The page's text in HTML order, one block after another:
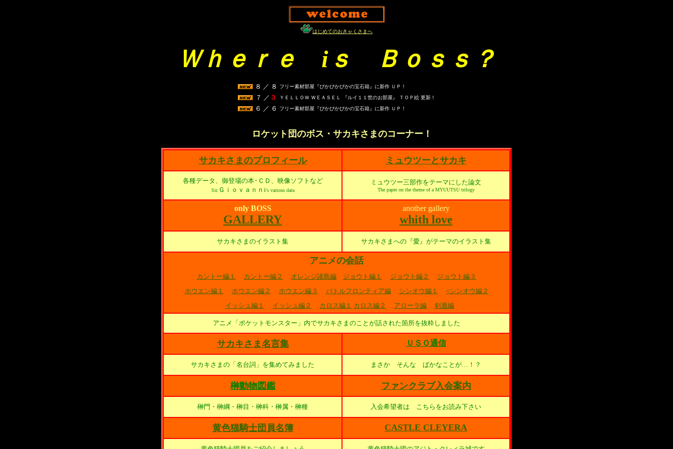
はじめてのおきゃくさまへ
Ｗｈｅｒｅ iｓ Ｂｏｓｓ？
８ ／ ８ フリー素材部屋『ぴかぴかぴかの宝石箱』に新作 ＵＰ！
７ ／ ３ ＹＥＬＬＯＷ ＷＥＡＳＥＬ 『ルイ１１世のお部屋』 ＴＯＰ絵 更新！
６ ／ ６ フリー素材部屋『ぴかぴかぴかの宝石箱』に新作 ＵＰ！
ロケット団のボス・サカキさまのコーナー！
サカキさまのプロフィール ミュウツーとサカキ
各種データ、御登場の本･ＣＤ、映像ソフトなど
Sir. Ｇｉｏｖａｎｎi's various data
ミュウツー三部作をテーマにした論文
The paper on the theme of a MYUUTSU trilogy
only BOSS
GALLERY
another gallery
whith love
サカキさまのイラスト集 サカキさまへの『愛』がテーマのイラスト集
アニメの会話
カントー編１ カントー編２ オレンジ諸島編 ジョウト編１ ジョウト編２
ジョウト編３
ホウエン編１
ホウエン編２ ホウエン編３ バトルフロンティア編 シンオウ編１
<シンオウ編２
イッシュ編１
イッシュ編２ カロス編１ カロス編２ アローラ編 剣盾編
アニメ「ポケットモンスター」内でサカキさまのことが話された箇所を抜粋しました
サカキさま名言集 ＵＳＯ通信
サカキさまの「名台詞」を集めてみました まさか そんな ばかなことが…！？
榊動物図鑑 ファンクラブ入会案内
榊門・榊綱・榊目・榊科・榊属・榊種 入会希望者は こちらをお読み下さい
黄色猫騎士団員名簿 CASTLE CLEYERA